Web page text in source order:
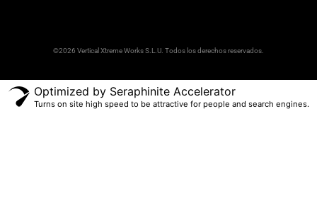
©2026 Vertical Xtreme Works S.L.U. Todos los derechos reservados.
Optimized by Seraphinite Accelerator
Turns on site high speed to be attractive for people and search engines.